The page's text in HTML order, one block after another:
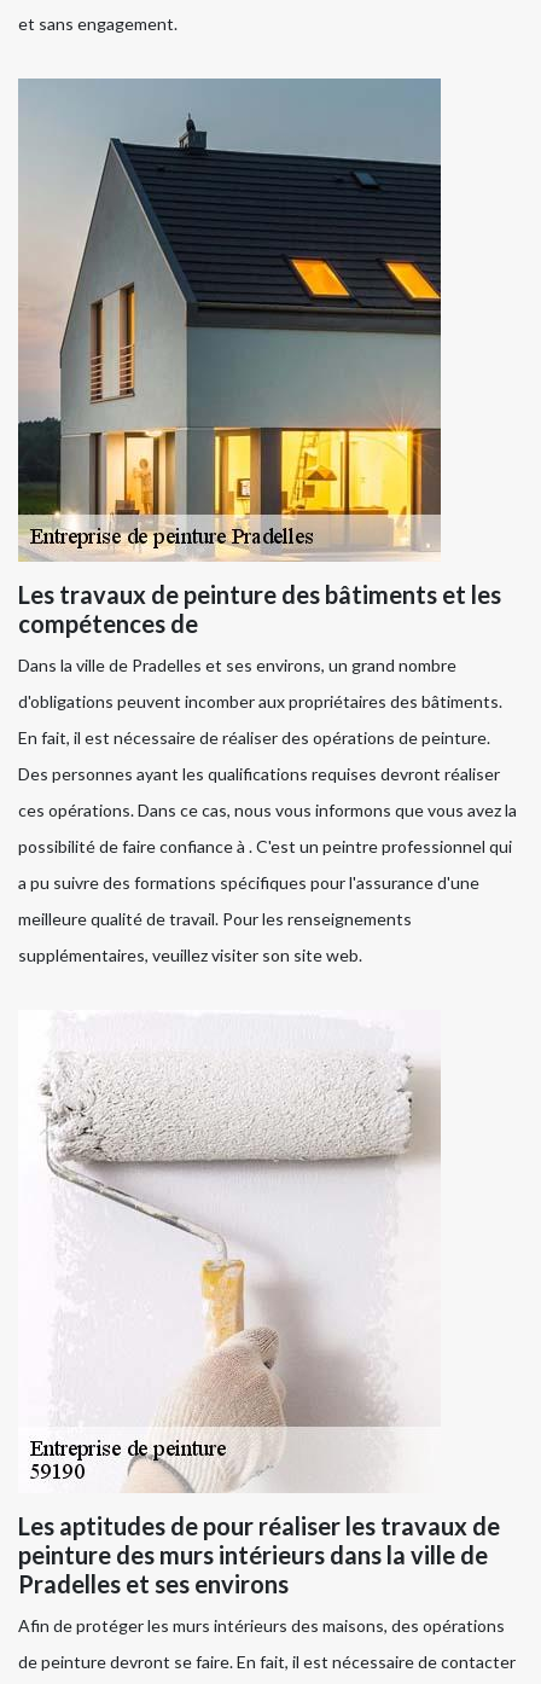
et sans engagement.
Les travaux de peinture des bâtiments et les
compétences de
Dans la ville de Pradelles et ses environs, un grand nombre
d'obligations peuvent incomber aux propriétaires des bâtiments.
En fait, il est nécessaire de réaliser des opérations de peinture.
Des personnes ayant les qualifications requises devront réaliser
ces opérations. Dans ce cas, nous vous informons que vous avez la
possibilité de faire confiance à . C'est un peintre professionnel qui
a pu suivre des formations spécifiques pour l'assurance d'une
meilleure qualité de travail. Pour les renseignements
supplémentaires, veuillez visiter son site web.
Les aptitudes de pour réaliser les travaux de
peinture des murs intérieurs dans la ville de
Pradelles et ses environs
Afin de protéger les murs intérieurs des maisons, des opérations
de peinture devront se faire. En fait, il est nécessaire de contacter